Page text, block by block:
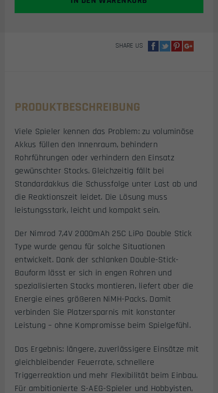
STICK
SHARE US
PRODUKTBESCHREIBUNG
Viele Spieler kennen das Problem: zu voluminöse
Akkus füllen den Innenraum, behindern
Rohrführungen oder verhindern den Einsatz
gewünschter Stocks. Gleichzeitig fällt bei
Standardakkus die Schussfolge unter Last ab und
die Reaktionszeit leidet. Die Lösung muss
leistungsstark, leicht und kompakt sein.
Der Nimrod 7,4V 2000mAh 25C LiPo Double Stick
Type wurde genau für solche Situationen
entwickelt. Dank der schlanken Double-Stick-
Bauform lässt er sich in engen Rohren und
spezialisierten Stocks montieren, liefert aber die
Energie eines größeren NiMH-Packs. Damit
verbinden Sie Platzersparnis mit konstanter
Leistung – ohne Kompromisse beim Spielgefühl.
Das Ergebnis: längere, zuverlässigere Einsätze mit
gleichbleibender Feuerrate, schnellere
Triggerreaktion und mehr Flexibilität beim Einbau.
Für ambitionierte S-AEG-Spieler und Hobbyisten,